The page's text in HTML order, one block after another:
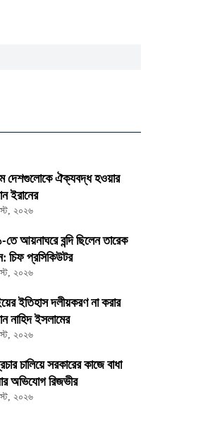
দেশগুলোকে ঐক্যবদ্ধ হওয়ার
ইরানের
২০২৬
আয়নাঘরে বন্দি ছিলেন তারেক
চিফ প্রসিকিউটর
২০২৬
ইতিহাস দলীয়করণ না করার
নাহিদ ইসলামের
২০২৬
চালিয়ে সরকারের কাজে বাধা
অভিযোগ রিজভীর
২০২৬